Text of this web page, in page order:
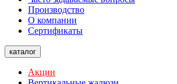
Производство
О компании
Сертификаты
каталог
Акции